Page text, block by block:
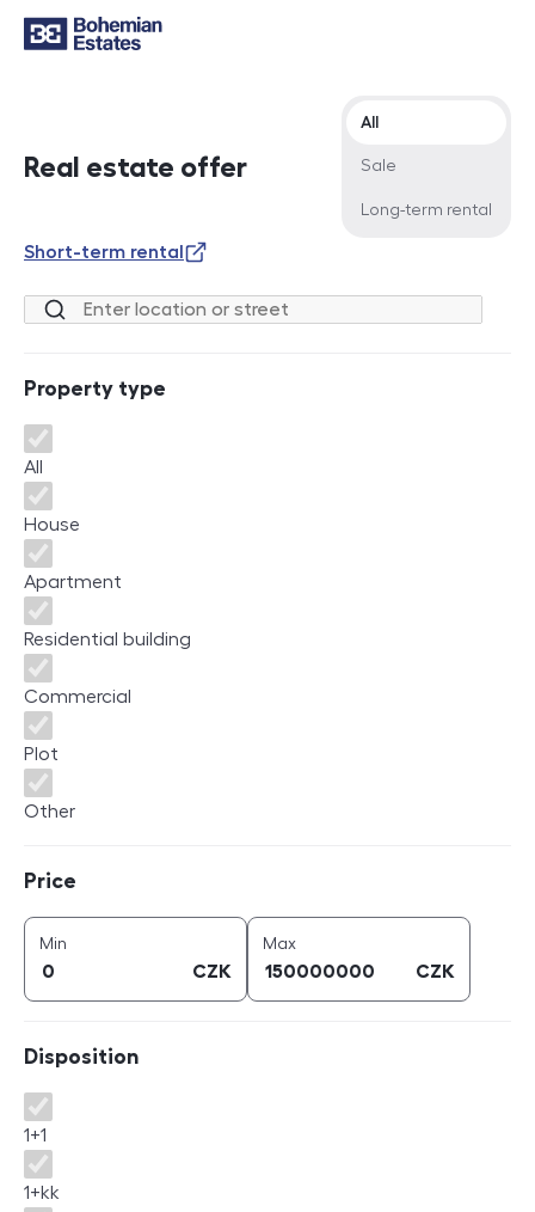
Real estate offer
Offer type
All
Sale
Long-term rental
Short-term rental
Location or street
Property type
Property type
All
House
Apartment
Residential building
Commercial
Plot
Other
Price
Min
CZK
Maxprice (
CZK
Disposition
Disposition
1+1
1+kk